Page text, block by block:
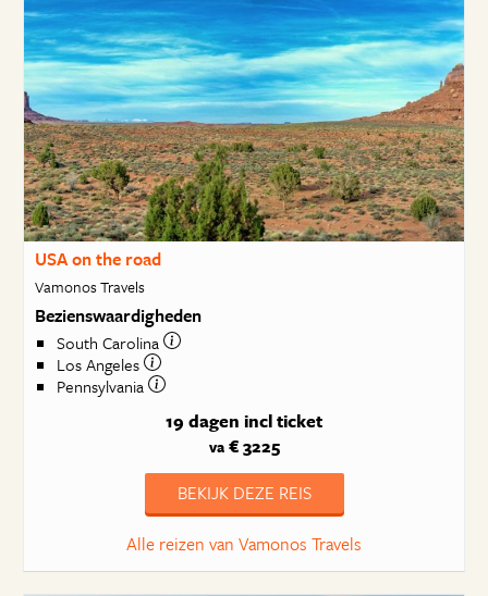
USA on the road
Vamonos Travels
Bezienswaardigheden
South Carolina
Los Angeles
Pennsylvania
19 dagen incl ticket
va€ 3225
BEKIJK DEZE REIS
Alle reizen van Vamonos Travels